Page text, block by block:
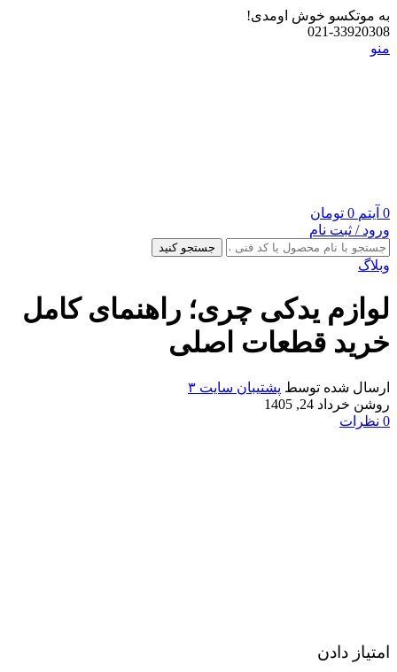
به موتکسو خوش اومدی!
021-33920308
منو
0 آیتم 0 تومان
ورود / ثبت نام
جستجو کنید
وبلاگ
لوازم یدکی چری؛ راهنمای کامل
خرید قطعات اصلی
ارسال شده توسط پشتیبان سایت ۳
روشن خرداد 24, 1405
0 نظرات
امتیاز دادن